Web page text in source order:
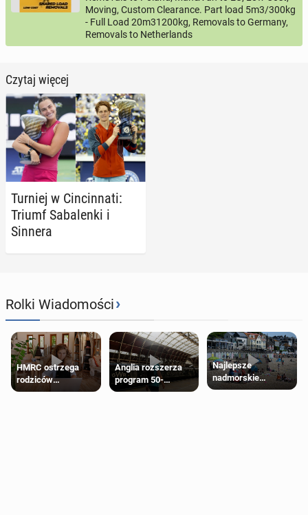
Moving, Custom Clearance. Part load 5m3/300kg
- Full Load 20m31200kg, Removals to Germany,
Removals to Netherlands
Czytaj więcej
Turniej w Cin­cin­na­ti:
Triumf Sa­ba­len­ki i
Sinnera
Rolki Wiadomości›
HMRC ostrzega
rodziców
pobierających Child
Anglia rozszerza
program 50-
procentowych
Najlepsze
nadmorskie
miasteczko blisko